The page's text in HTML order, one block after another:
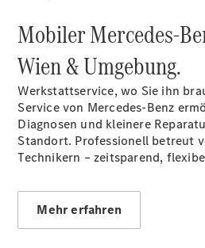
Übersicht
Modellübersicht
Konfigurator
Probefahrt
Online
Store
Gebrauchtwagen
Mobiler Mercedes-
Wien & Umgebung.
Werkstattservice, wo Sie ihn
Service von Mercedes‑Benz
Diagnosen und kleinere
Standort. Professionell betreut
Technikern – zeitsparend,
Mehr erfahren